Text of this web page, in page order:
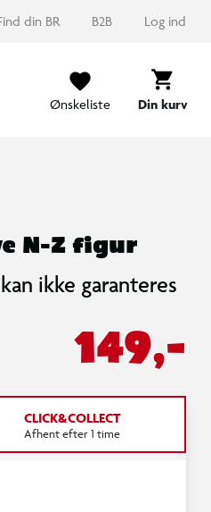
din BR B2B Log ind
Ønskeliste Din kurv
N-Z figur
ikke garanteres
149,-
CLICK&COLLECT
Afhent efter 1 time